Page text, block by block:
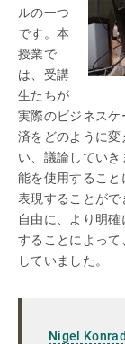
ルの一つ
です。本
授業で
は、受講
生たちが
実際のビジネス
済をどのように
い、議論してい
能を使用するこ
表現することが
自由に、より明
することによっ
していました。
Nigel